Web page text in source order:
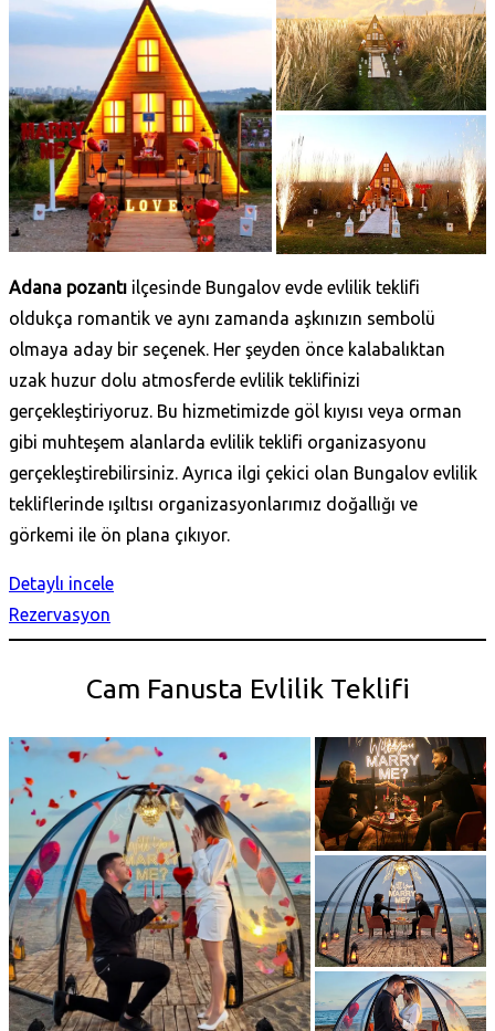
Adana pozantı ilçesinde Bungalov evde evlilik teklifi
oldukça romantik ve aynı zamanda aşkınızın sembolü
olmaya aday bir seçenek. Her şeyden önce kalabalıktan
uzak huzur dolu atmosferde evlilik teklifinizi
gerçekleştiriyoruz. Bu hizmetimizde göl kıyısı veya orman
gibi muhteşem alanlarda evlilik teklifi organizasyonu
gerçekleştirebilirsiniz. Ayrıca ilgi çekici olan Bungalov evlilik
tekliflerinde ışıltısı organizasyonlarımız doğallığı ve
görkemi ile ön plana çıkıyor.
Detaylı incele
Rezervasyon
Cam Fanusta Evlilik Teklifi